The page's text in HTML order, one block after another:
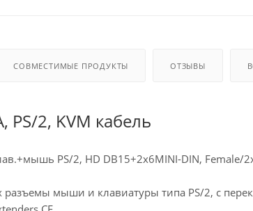
СОВМЕСТИМЫЕ ПРОДУКТЫ ОТЗЫВЫ
PS/2, KVM кабель
PS/2, HD DB15+2x6MINI-DIN, Female/
мыши и клавиатуры типа PS/2, с